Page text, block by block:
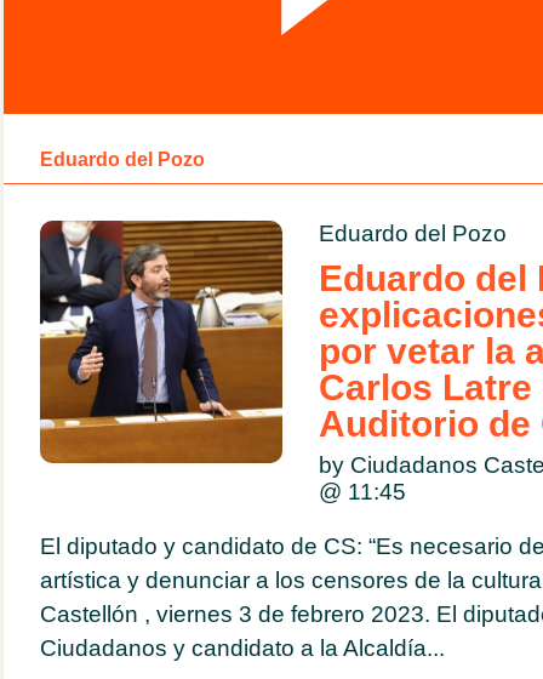
Eduardo del Pozo
Eduardo del Pozo
Eduardo del
por vetar la
Carlos Latre
Auditorio de
by Ciudadanos
@ 11:45
El diputado y candidato de CS: “Es necesario
artística y denunciar a los censores de la
Castellón , viernes 3 de febrero 2023. El
Ciudadanos y candidato a la Alcaldía...